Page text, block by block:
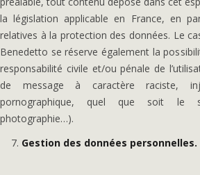
la législation applicable en France, en
relatives à la protection des données. Le
Benedetto se réserve également la
responsabilité civile et/ou pénale de
de message à caractère raciste,
pornographique, quel que soit le
photographie…).
Gestion des données personnelles.